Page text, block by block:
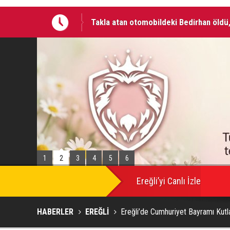
Otomobilde silahla başlarından
1 2 3 4 5 6
Ereğli’yi Canlı İzle
HABERLER EREĞLİ Ereğli’de Cumhuriyet Bayramı